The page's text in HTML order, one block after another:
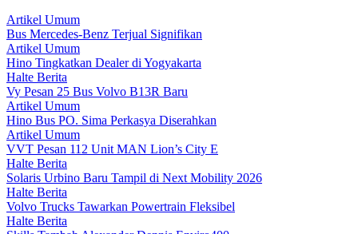
Artikel Umum
Bus Mercedes-Benz Terjual Signifikan
Artikel Umum
Hino Tingkatkan Dealer di Yogyakarta
Halte Berita
Vy Pesan 25 Bus Volvo B13R Baru
Artikel Umum
Hino Bus PO. Sima Perkasya Diserahkan
Artikel Umum
VVT Pesan 112 Unit MAN Lion’s City E
Halte Berita
Solaris Urbino Baru Tampil di Next Mobility 2026
Halte Berita
Volvo Trucks Tawarkan Powertrain Fleksibel
Halte Berita